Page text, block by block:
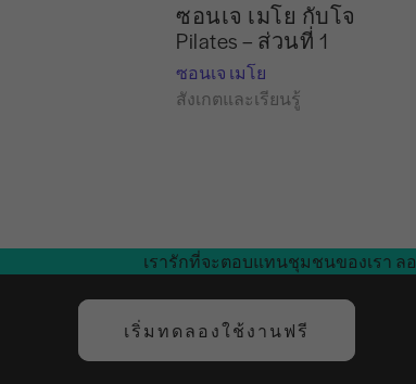
ซอนเจ เมโย กับโจ
Pilates – ส่วนที่ 1
ซอนเจ เมโย
สังเกตและเรียนรู้
เรารักที่จะตอบแทนชุมชนของเรา ล
เริ่มทดลองใช้งานฟรี